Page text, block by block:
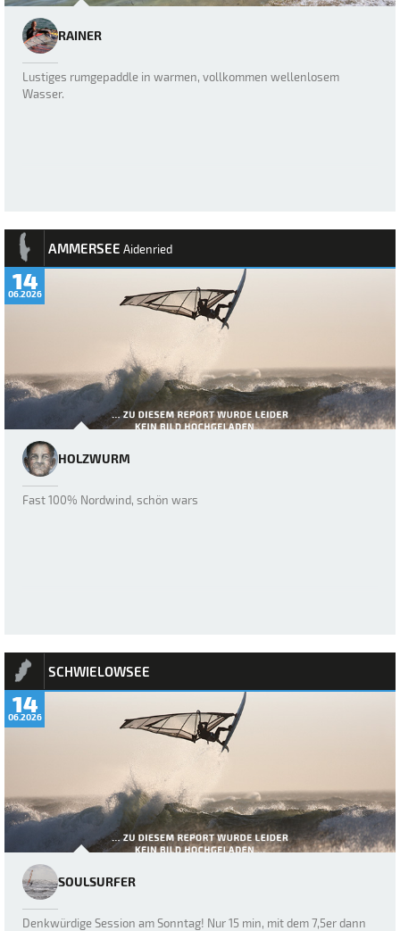
RAINER
Lustiges rumgepaddle in warmen, vollkommen wellenlosem
Wasser.
AMMERSEE Aidenried
14
06.2026
HOLZWURM
Fast 100% Nordwind, schön wars
SCHWIELOWSEE
14
06.2026
SOULSURFER
Denkwürdige Session am Sonntag! Nur 15 min, mit dem 7,5er dann